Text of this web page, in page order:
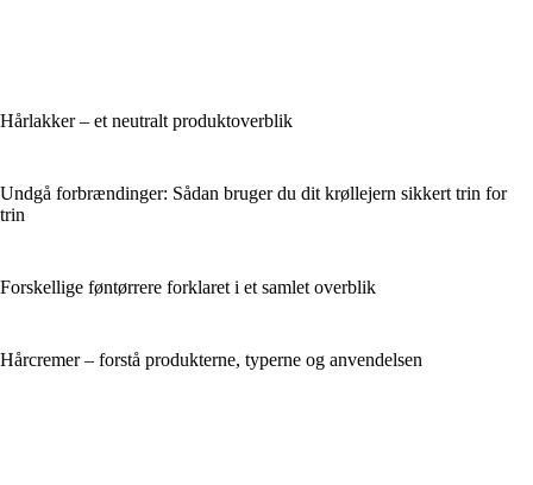
Hårlakker – et neutralt produktoverblik
Undgå forbrændinger: Sådan bruger du dit krøllejern sikkert trin for
trin
Forskellige føntørrere forklaret i et samlet overblik
Hårcremer – forstå produkterne, typerne og anvendelsen